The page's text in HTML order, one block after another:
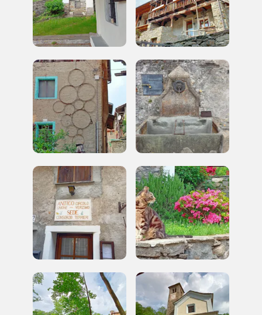
2012, 2016, 2018, 2020, 2022
Registrati alla newsletter
Accedi alle informazioni per te più interessanti,
a quelle inerenti i luoghi più vicini e gli eventi
organizzati
REGISTRATI
Regalati 365 giorni di arte e cultura nell'Italia
più bella, risparmiando.
ISCRIVITI AL FAI
Scopri tutte le opportunità riservate agli iscritti